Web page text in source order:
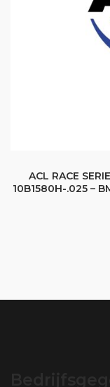
ACL RACE
10B1580H-.025 –